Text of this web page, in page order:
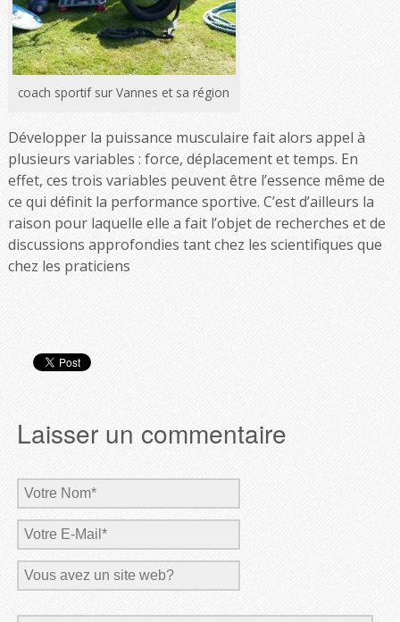
coach sportif sur Vannes et sa région
Développer la puissance musculaire fait alors appel à
plusieurs variables : force, déplacement et temps. En
effet, ces trois variables peuvent être l’essence même de
ce qui définit la performance sportive. C’est d’ailleurs la
raison pour laquelle elle a fait l’objet de recherches et de
discussions approfondies tant chez les scientifiques que
chez les praticiens
Laisser un commentaire